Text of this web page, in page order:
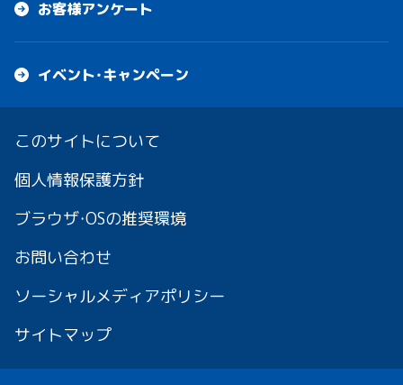
お客様アンケート
イベント・キャンペーン
このサイトについて
個人情報保護方針
ブラウザ・OSの推奨環境
お問い合わせ
ソーシャルメディアポリシー
サイトマップ